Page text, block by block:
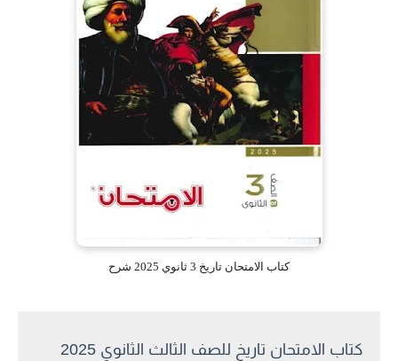
كتاب الامتحان تاريخ 3 ثانوي 2025 شرح
كتاب الامتحان تاريخ للصف الثالث الثانوي 2025